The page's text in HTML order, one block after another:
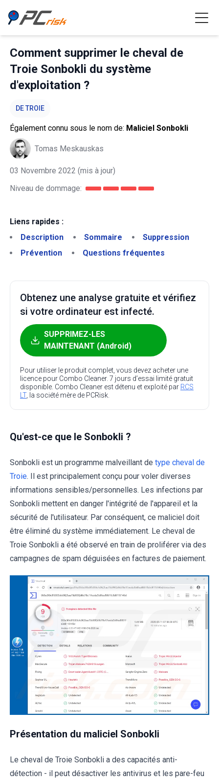
Comment supprimer le cheval de
Troie Sonbokli du système
d'exploitation ?
DE TROIE
Également connu sous le nom de: Maliciel Sonbokli
Tomas Meskauskas
03 Novembre 2022 (mis à jour)
Niveau de dommage:
Liens rapides :
Description
Sommaire
Suppression
Prévention
Questions fréquentes
Obtenez une analyse gratuite et vérifiez
si votre ordinateur est infecté.
SUPPRIMEZ-LES
MAINTENANT (Android)
Pour utiliser le produit complet, vous devez acheter une
licence pour Combo Cleaner. 7 jours d’essai limité gratuit
disponible. Combo Cleaner est détenu et exploité par RCS
LT, la société mère de PCRisk.
Qu'est-ce que le Sonbokli ?
Sonbokli est un programme malveillant de type cheval de
Troie. Il est principalement conçu pour voler diverses
informations sensibles/personnelles. Les infections par
Sonbokli mettent en danger l'intégrité de l'appareil et la
sécurité de l'utilisateur. Par conséquent, ce maliciel doit
être éliminé du système immédiatement. Le cheval de
Troie Sonbokli a été observé en train de proliférer via des
campagnes de spam déguisées en factures de paiement.
Présentation du maliciel Sonbokli
Le cheval de Troie Sonbokli a des capacités anti-
détection - il peut désactiver les antivirus et les pare-feu